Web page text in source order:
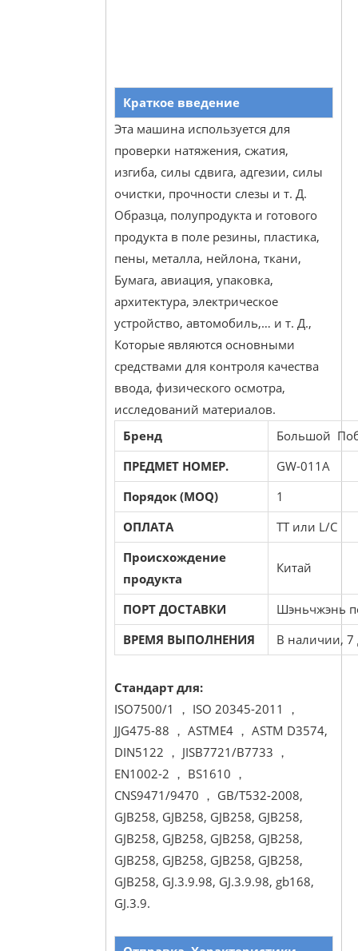
Краткое введение
Эта машина используется для
проверки натяжения, сжатия,
изгиба, силы сдвига, адгезии, силы
очистки, прочности слезы и т. Д.
Образца, полупродукта и готового
продукта в поле резины, пластика,
пены, металла, нейлона, ткани,
Бумага, авиация, упаковка,
архитектура, электрическое
устройство, автомобиль,… и т. Д.,
Которые являются основными
средствами для контроля качества
ввода, физического осмотра,
исследований материалов.
Бренд
Большой
ПРЕДМЕТ НОМЕР.
GW-011A
Порядок (MOQ)
1
ОПЛАТА
TT или L/C
Происхождение
продукта
Китай
ПОРТ ДОСТАВКИ
Шэньчжэнь
ВРЕМЯ ВЫПОЛНЕНИЯ
В наличии, 7
Стандарт для:
ISO7500/1 ， ISO 20345-2011 ，
JJG475-88 ， ASTME4 ， ASTM D3574,
DIN5122 ， JISB7721/B7733 ，
EN1002-2 ， BS1610 ，
CNS9471/9470 ， GB/T532-2008,
GJB258, GJB258, GJB258, GJB258,
GJB258, GJB258, GJB258, GJB258,
GJB258, GJB258, GJB258, GJB258,
GJB258, GJ.3.9.98, GJ.3.9.98, gb168,
GJ.3.9.